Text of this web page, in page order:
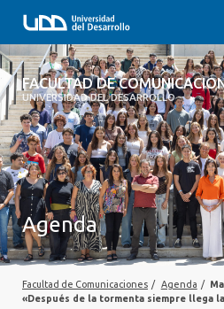
FACULTAD DE
UNIVERSIDAD DEL DESARROLLO
FACULTAD DE
INICIO
SOBRE LA FACULTAD
CARRERAS
POSTGRADOS Y EDUCACIÓN
INVESTIGACIÓN
Agenda
Facultad de Comunicaciones / Agenda /
«Después de la tormenta siempre llega